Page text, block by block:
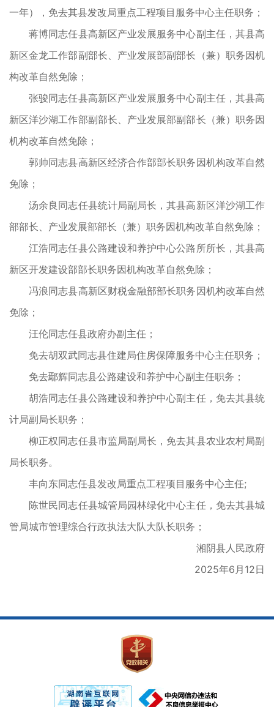
一年），免去其县发改局重点工程项目服务中心主任职务；
蒋博同志任县高新区产业发展服务中心副主任，其县高
新区金龙工作部副部长、产业发展部副部长（兼）职务因机
构改革自然免除；
张骏同志任县高新区产业发展服务中心副主任，其县高
新区洋沙湖工作部副部长、产业发展部副部长（兼）职务因
机构改革自然免除；
郭帅同志县高新区经济合作部部长职务因机构改革自然
免除；
汤余良同志任县统计局副局长，其县高新区洋沙湖工作
部部长、产业发展部部长（兼）职务因机构改革自然免除；
江浩同志任县公路建设和养护中心公路所所长，其县高
新区开发建设部部长职务因机构改革自然免除；
冯浪同志县高新区财税金融部部长职务因机构改革自然
免除；
汪伦同志任县政府办副主任；
免去胡双武同志县住建局住房保障服务中心主任职务；
免去鄢辉同志县公路建设和养护中心副主任职务；
胡浩同志任县公路建设和养护中心副主任，免去其县统
计局副局长职务；
柳正权同志任县市监局副局长，免去其县农业农村局副
局长职务。
丰向东同志任县发改局重点工程项目服务中心主任;
陈世民同志任县城管局园林绿化中心主任，免去其县城
管局城市管理综合行政执法大队大队长职务；
湘阴县人民政府
2025年6月12日